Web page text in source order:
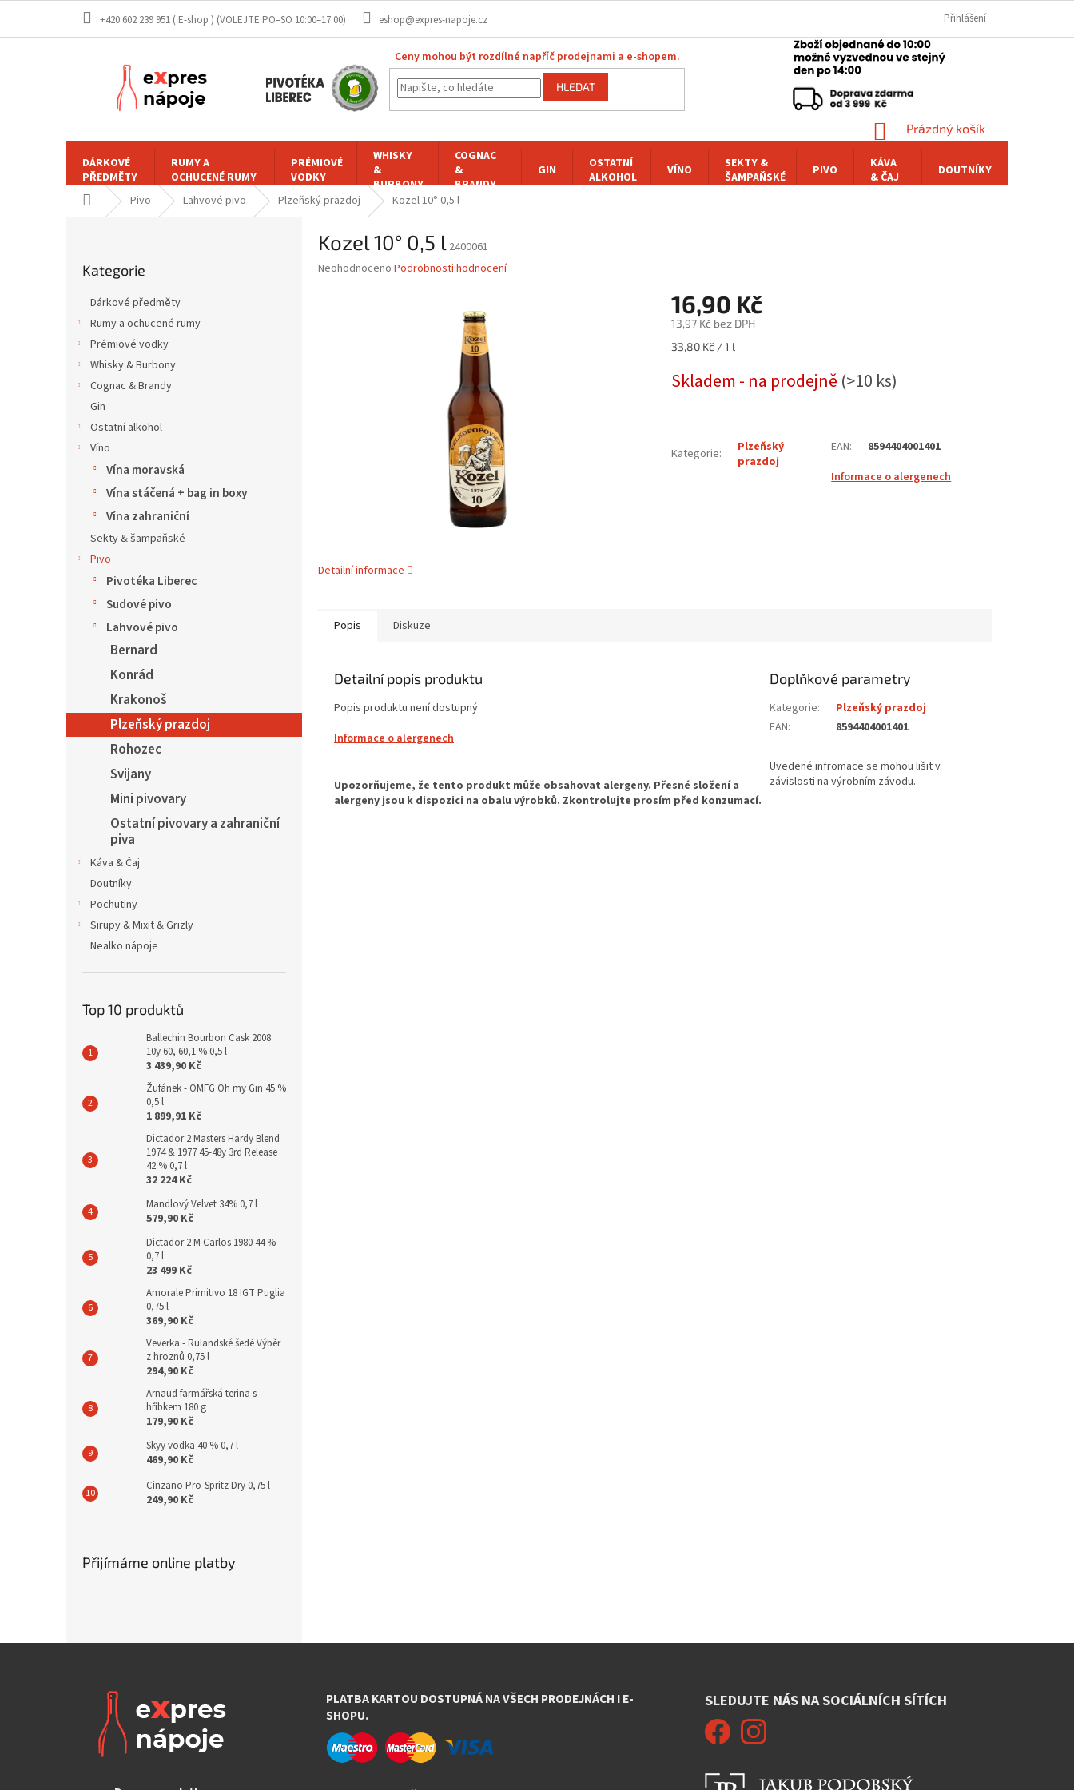
obsah
+420 602 239 951 ( E-shop ) eshop@expres-napoje.cz Přihlášení
Ceny mohou být rozdílné napříč prodejnami a e-shopem.
HLEDAT
NÁKUPNÍ
KOŠÍK
Prázdný košík
DÁRKOVÉ
PŘEDMĚTY
RUMY A
OCHUCENÉ RUMY
PRÉMIOVÉ
VODKY
WHISKY
&
BURBONY
COGNAC
&
BRANDY
GIN
OSTATNÍ
ALKOHOL
VÍNO
SEKTY &
ŠAMPAŇSKÉ
PIVO
KÁVA
& ČAJ
DOUTNÍKY
Domů Pivo Lahvové pivo Plzeňský prazdoj Kozel 10° 0,5 l
kategorie
Kategorie
Dárkové předměty
Rumy a ochucené rumy
Prémiové vodky
Whisky & Burbony
Cognac & Brandy
Gin
Ostatní alkohol
Víno
Vína moravská
Vína stáčená + bag in boxy
Vína zahraniční
Sekty & šampaňské
Pivo
Pivotéka Liberec
Sudové pivo
Lahvové pivo
Bernard
Konrád
Krakonoš
Plzeňský prazdoj
Rohozec
Svijany
Mini pivovary
Ostatní pivovary a zahraniční
piva
Káva & Čaj
Doutníky
Pochutiny
Sirupy & Mixit & Grizly
Nealko nápoje
Top 10 produktů
Ballechin Bourbon Cask 2008
10y 60, 60,1 % 0,5 l
3 439,90 Kč
Žufánek - OMFG Oh my Gin 45 %
0,5 l
1 899,91 Kč
Dictador 2 Masters Hardy Blend
1974 & 1977 45-48y 3rd Release
42 % 0,7 l
32 224 Kč
Mandlový Velvet 34% 0,7 l
579,90 Kč
Dictador 2 M Carlos 1980 44 %
0,7 l
23 499 Kč
Amorale Primitivo 18 IGT Puglia
0,75 l
369,90 Kč
Veverka - Rulandské šedé Výběr
z hroznů 0,75 l
294,90 Kč
Arnaud farmářská terina s
hříbkem 180 g
179,90 Kč
Skyy vodka 40 % 0,7 l
469,90 Kč
Cinzano Pro-Spritz Dry 0,75 l
249,90 Kč
Přijímáme online platby
Kozel 10° 0,5 l 2400061
Průměrné
Neohodnoceno Podrobnosti hodnocení
Detailní informace
16,90 Kč
13,97 Kč bez DPH
Měrná
33,80 Kč / 1 l
Skladem - na prodejně (>10 ks)
Kategorie:
Plzeňský
prazdoj
EAN:
8594404001401
Informace o alergenech
Popis Diskuze
Detailní popis produktu
Popis produktu není dostupný
Informace o alergenech
Doplňkové parametry
Kategorie:
Plzeňský prazdoj
EAN: 8594404001401
PLATBA KARTOU DOSTUPNÁ NA VŠECH PRODEJNÁCH I E-
SHOPU.
SLEDUJTE NÁS NA SOCIÁLNÍCH SÍTÍCH